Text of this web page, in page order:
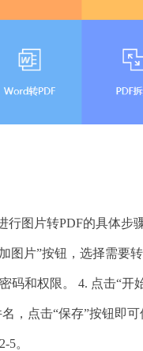
行图片转PDF的具体步
图片”按钮，选择需要
和权限。 4. 点击“开
，点击“保存”按钮即
5。